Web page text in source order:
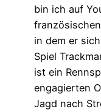
bin ich auf
in dem er
Spiel
ist ein
engagierten
Jagd nach